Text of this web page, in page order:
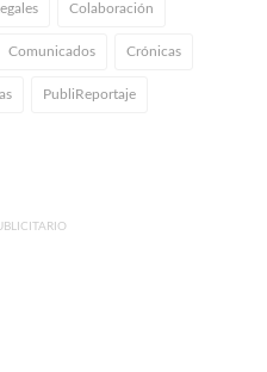
Colaboración
Comunicados Crónicas
PubliReportaje